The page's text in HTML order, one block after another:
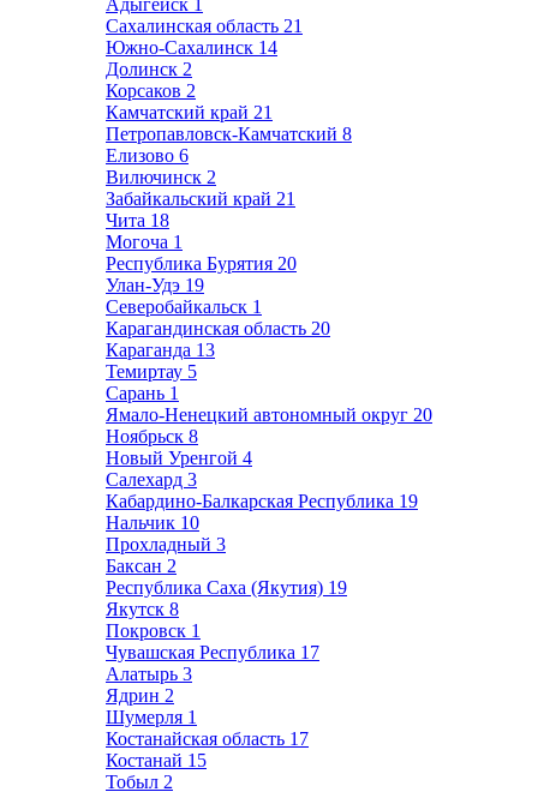
Адыгейск 1
Сахалинская область 21
Южно-Сахалинск 14
Долинск 2
Корсаков 2
Камчатский край 21
Петропавловск-Камчатский 8
Елизово 6
Вилючинск 2
Забайкальский край 21
Чита 18
Могоча 1
Республика Бурятия 20
Улан-Удэ 19
Северобайкальск 1
Карагандинская область 20
Караганда 13
Темиртау 5
Сарань 1
Ямало-Ненецкий автономный округ 20
Ноябрьск 8
Новый Уренгой 4
Салехард 3
Кабардино-Балкарская Республика 19
Нальчик 10
Прохладный 3
Баксан 2
Республика Саха (Якутия) 19
Якутск 8
Покровск 1
Чувашская Республика 17
Алатырь 3
Ядрин 2
Шумерля 1
Костанайская область 17
Костанай 15
Тобыл 2